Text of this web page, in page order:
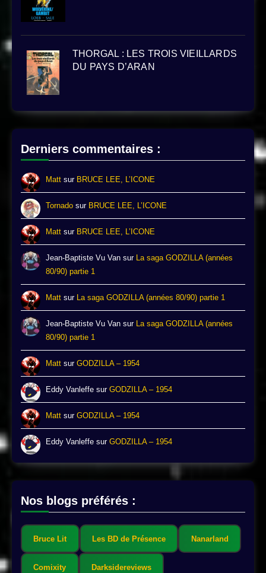
THORGAL : LES TROIS VIEILLARDS
DU PAYS D’ARAN
Derniers commentaires :
Matt sur BRUCE LEE, L’ICONE
Tornado sur BRUCE LEE, L’ICONE
Matt sur BRUCE LEE, L’ICONE
Jean-Baptiste Vu Van sur La saga GODZILLA (années
80/90) partie 1
Matt sur La saga GODZILLA (années 80/90) partie 1
Jean-Baptiste Vu Van sur La saga GODZILLA (années
80/90) partie 1
Matt surGODZILLA – 1954
Eddy Vanleffe surGODZILLA – 1954
Matt surGODZILLA – 1954
Eddy Vanleffe surGODZILLA – 1954
Nos blogs préférés :
Bruce Lit Les BD de Présence Nanarland
Comixity Darksidereviews